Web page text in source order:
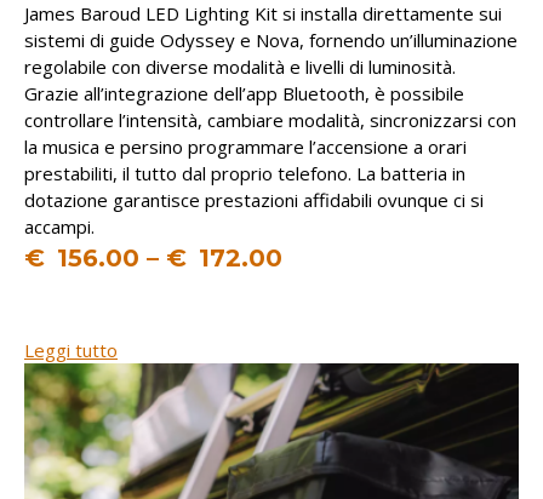
James Baroud LED Lighting Kit si installa direttamente sui
sistemi di guide Odyssey e Nova, fornendo un’illuminazione
regolabile con diverse modalità e livelli di luminosità.
Grazie all’integrazione dell’app Bluetooth, è possibile
controllare l’intensità, cambiare modalità, sincronizzarsi con
la musica e persino programmare l’accensione a orari
prestabiliti, il tutto dal proprio telefono. La batteria in
dotazione garantisce prestazioni affidabili ovunque ci si
accampi.
€ 156.00 – € 172.00
Leggi tutto